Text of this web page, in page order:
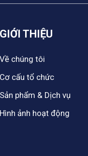
GIỚI THIỆU
Về chúng tôi
Cơ cấu tổ chức
Sản phẩm & Dịch vụ
Hình ảnh hoạt động